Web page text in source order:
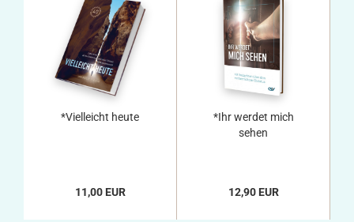
*Vielleicht heute
11,00 EUR
*Ihr werdet mich
sehen
12,90 EUR